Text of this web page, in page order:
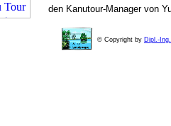
den Kanutour-Manager von
© Copyright by Dipl.-